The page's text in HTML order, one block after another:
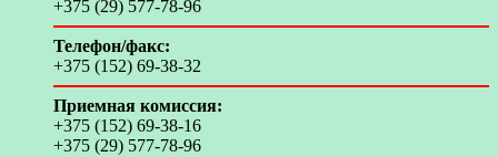
+375 (29) 577-78-96
Телефон/факс:
+375 (152) 69-38-32
Приемная комиссия:
+375 (152) 69-38-16
+375 (29) 577-78-96